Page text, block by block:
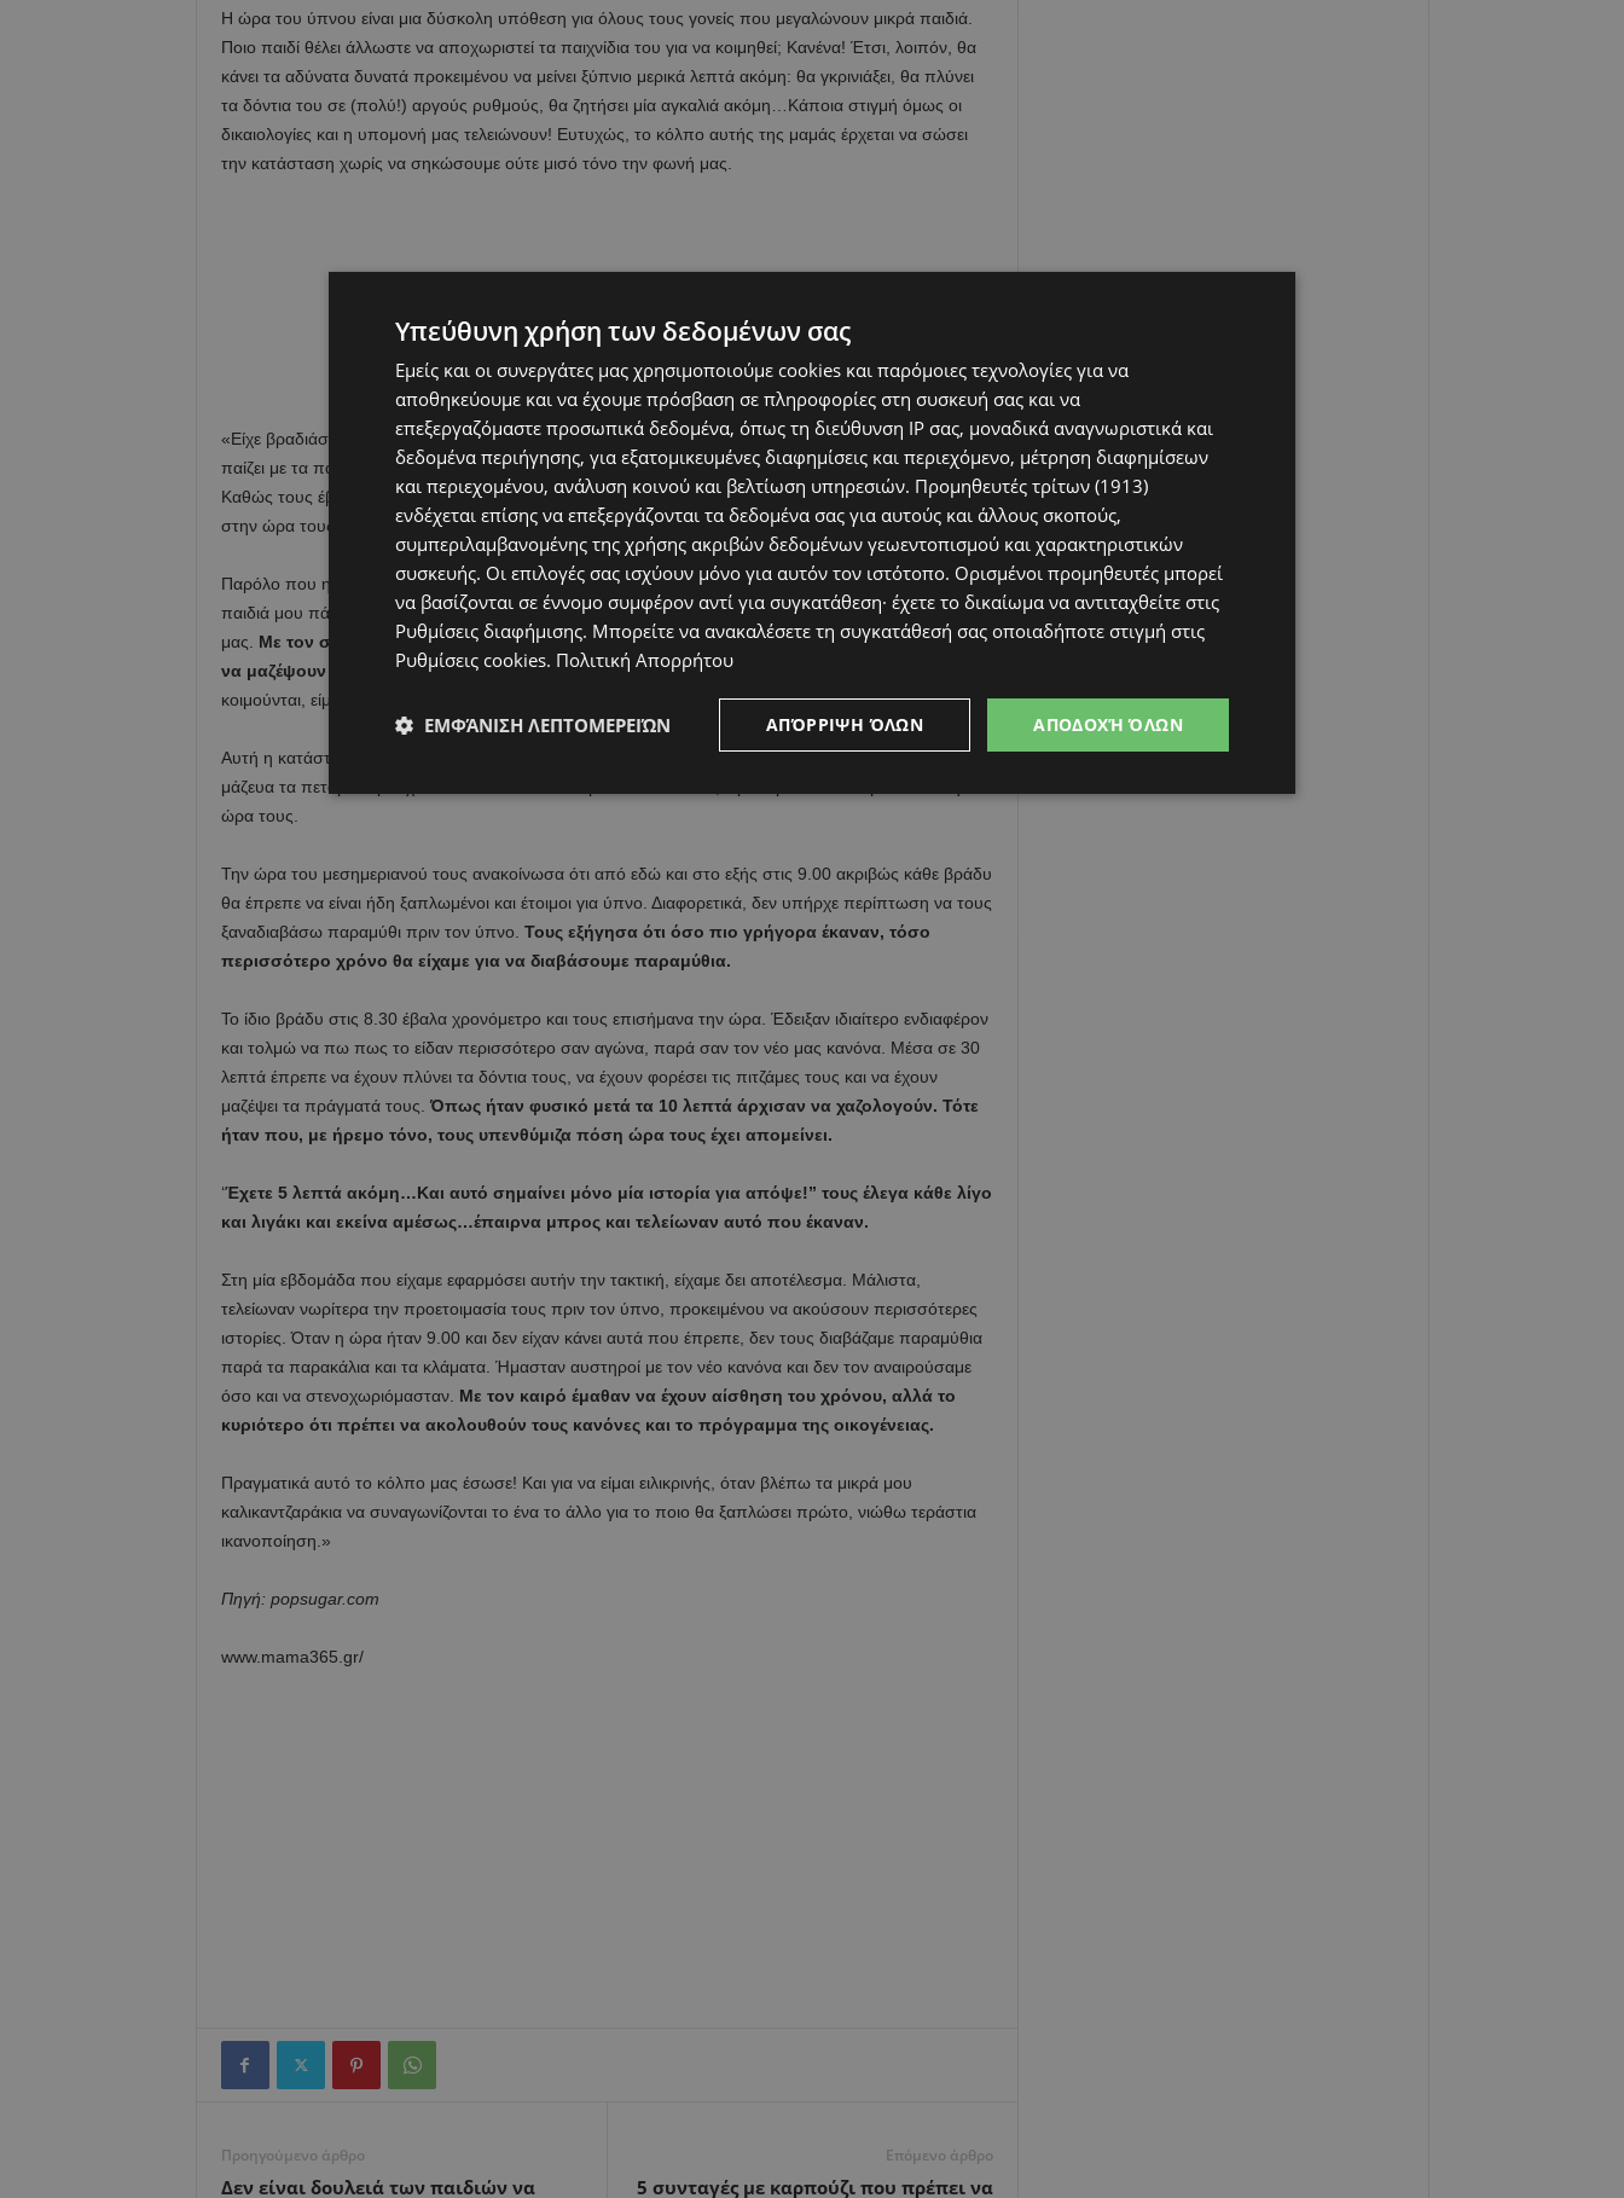
H ώρα του ύπνου είναι μια δύσκολη υπόθεση για όλους τους γονείς που μεγαλώνουν μικρά παιδιά.
Ποιο παιδί θέλει άλλωστε να αποχωριστεί τα παιχνίδια του για να κοιμηθεί; Κανένα! Έτσι, λοιπόν, θα
κάνει τα αδύνατα δυνατά προκειμένου να μείνει ξύπνιο μερικά λεπτά ακόμη: θα γκρινιάξει, θα πλύνει
τα δόντια του σε (πολύ!) αργούς ρυθμούς, θα ζητήσει μία αγκαλιά ακόμη…Κάποια στιγμή όμως οι
δικαιολογίες και η υπομονή μας τελειώνουν! Ευτυχώς, το κόλπο αυτής της μαμάς έρχεται να σώσει
την κατάσταση χωρίς να σηκώσουμε ούτε μισό τόνο την φωνή μας.
«Είχε βραδιάσει και το ρολόι έδειχνε ήδη 9.00. Η κόρη μου είχε ήδη βάλει πιτζάμες, αλλά συνέχιζε να
παίζει με τα παιχνίδια της, ενώ ο γιος μου βούρτσιζε τα δόντια του νωχελικά περίπου μισή ώρα.
Καθώς τους έβλεπα, έχανα την ψυχραιμία μου γιατί για μία ακόμη φορά καταλάβαινα ότι δεν θα πάνε
στην ώρα τους για ύπνο.
Παρόλο που η οικογένειά μας έχει κανόνες, και ειδικά όσον αφορά το πρόγραμμα του ύπνου, τα
παιδιά μου πάντα βρίσκουν τρόπους να μην τους ακολουθούν, δοκιμάζοντας έτσι την υπομονή
μας. Με τον σύζυγό μου πρέπει να τα κυνηγήσουμε να βάλουν πιτζάμες, να πλύνουν δόντια,
να μαζέψουν τα παιχνίδια τους και να φτιάξουν την σχολική τους τσάντα
κοιμούνται, είμαστε εξουθενωμένοι και με το ζόρι τακτοποιούμε την τελευταία εκκρεμότητα της ημέρας.
Αυτή η κατάσταση μας είχε εξαντλήσει τόσο σωματικά, όσο και ψυχικά. Μια ημέρα αποφάσισα -ενώ
μάζευα τα πεταμένα ρούχα των παιδιών- να δοκιμάσω ένα κόλπο, προκειμένου να κοιμούνται στην
ώρα τους.
Την ώρα του μεσημεριανού τους ανακοίνωσα ότι από εδώ και στο εξής στις 9.00 ακριβώς κάθε βράδυ
θα έπρεπε να είναι ήδη ξαπλωμένοι και έτοιμοι για ύπνο. Διαφορετικά, δεν υπήρχε περίπτωση να τους
ξαναδιαβάσω παραμύθι πριν τον ύπνο. Τους εξήγησα ότι όσο πιο γρήγορα έκαναν, τόσο
περισσότερο χρόνο θα είχαμε για να διαβάσουμε παραμύθια.
Το ίδιο βράδυ στις 8.30 έβαλα χρονόμετρο και τους επισήμανα την ώρα. Έδειξαν ιδιαίτερο ενδιαφέρον
και τολμώ να πω πως το είδαν περισσότερο σαν αγώνα, παρά σαν τον νέο μας κανόνα. Μέσα σε 30
λεπτά έπρεπε να έχουν πλύνει τα δόντια τους, να έχουν φορέσει τις πιτζάμες τους και να έχουν
μαζέψει τα πράγματά τους. Όπως ήταν φυσικό μετά τα 10 λεπτά άρχισαν να χαζολογούν. Τότε
ήταν που, με ήρεμο τόνο, τους υπενθύμιζα πόση ώρα τους έχει απομείνει.
‘Έχετε 5 λεπτά ακόμη…Και αυτό σημαίνει μόνο μία ιστορία για απόψε!” τους έλεγα κάθε λίγο
και λιγάκι και εκείνα αμέσως…έπαιρνα μπρος και τελείωναν αυτό που έκαναν.
Στη μία εβδομάδα που είχαμε εφαρμόσει αυτήν την τακτική, είχαμε δει αποτέλεσμα. Μάλιστα,
τελείωναν νωρίτερα την προετοιμασία τους πριν τον ύπνο, προκειμένου να ακούσουν περισσότερες
ιστορίες. Όταν η ώρα ήταν 9.00 και δεν είχαν κάνει αυτά που έπρεπε, δεν τους διαβάζαμε παραμύθια
παρά τα παρακάλια και τα κλάματα. Ήμασταν αυστηροί με τον νέο κανόνα και δεν τον αναιρούσαμε
όσο και να στενοχωριόμασταν. Με τον καιρό έμαθαν να έχουν αίσθηση του χρόνου, αλλά το
κυριότερο ότι πρέπει να ακολουθούν τους κανόνες και το πρόγραμμα της οικογένειας.
Πραγματικά αυτό το κόλπο μας έσωσε! Και για να είμαι ειλικρινής, όταν βλέπω τα μικρά μου
καλικαντζαράκια να συναγωνίζονται το ένα το άλλο για το ποιο θα ξαπλώσει πρώτο, νιώθω τεράστια
ικανοποίηση.»
Πηγή: popsugar.com
www.mama365.gr/
Προηγούμενο άρθρο
Δεν είναι δουλειά των παιδιών να
Επόμενο άρθρο
5 συνταγές με καρπούζι που πρέπει να
Υπεύθυνη χρήση των δεδομένων σας
Εμείς και οι συνεργάτες μας χρησιμοποιούμε cookies και παρόμοιες τεχνολογίες για να
αποθηκεύουμε και να έχουμε πρόσβαση σε πληροφορίες στη συσκευή σας και να
επεξεργαζόμαστε προσωπικά δεδομένα, όπως τη διεύθυνση IP σας, μοναδικά αναγνωριστικά και
δεδομένα περιήγησης, για εξατομικευμένες διαφημίσεις και περιεχόμενο, μέτρηση διαφημίσεων
και περιεχομένου, ανάλυση κοινού και βελτίωση υπηρεσιών. Προμηθευτές τρίτων (1913)
ενδέχεται επίσης να επεξεργάζονται τα δεδομένα σας για αυτούς και άλλους σκοπούς,
συμπεριλαμβανομένης της χρήσης ακριβών δεδομένων γεωεντοπισμού και χαρακτηριστικών
συσκευής. Οι επιλογές σας ισχύουν μόνο για αυτόν τον ιστότοπο. Ορισμένοι προμηθευτές μπορεί
να βασίζονται σε έννομο συμφέρον αντί για συγκατάθεση· έχετε το δικαίωμα να αντιταχθείτε στις
Ρυθμίσεις διαφήμισης. Μπορείτε να ανακαλέσετε τη συγκατάθεσή σας οποιαδήποτε στιγμή στις
Ρυθμίσεις cookies. Πολιτική Απορρήτου
ΑΠΟΔΟΧΉ ΌΛΩΝ
ΑΠΌΡΡΙΨΗ ΌΛΩΝ
ΕΜΦΆΝΙΣΗ ΛΕΠΤΟΜΕΡΕΙΏΝ